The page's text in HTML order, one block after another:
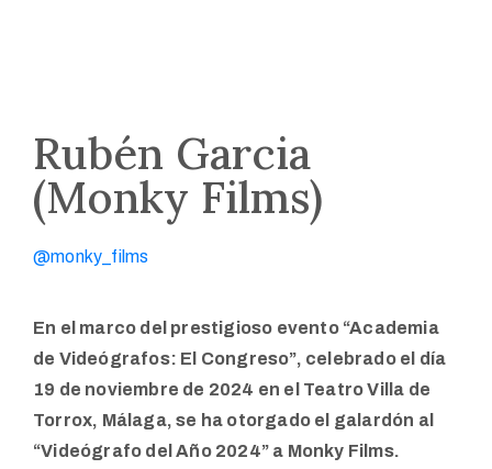
Rubén Garcia
(Monky Films)
@monky_films
En el marco del prestigioso evento “Academia
de Videógrafos: El Congreso”, celebrado el día
19 de noviembre de 2024 en el Teatro Villa de
Torrox, Málaga, se ha otorgado el galardón al
“Videógrafo del Año 2024” a Monky Films.